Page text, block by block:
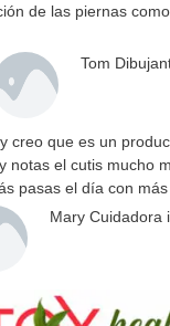
de las piernas
Tom
creo que es un
notas el cutis mucho
pasas el día con más
Mary Cuidadora